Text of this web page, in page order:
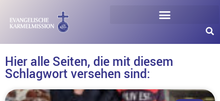
Hier alle Seiten, die mit diesem
Schlagwort versehen sind: